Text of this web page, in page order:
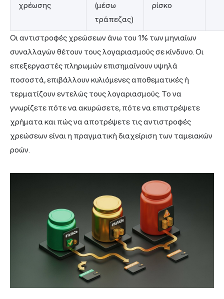
χρέωσης
(μέσω
τράπεζας)
ρίσκο
Οι αντιστροφές χρεώσεων άνω του 1% των μηνιαίων
συναλλαγών θέτουν τους λογαριασμούς σε κίνδυνο. Οι
επεξεργαστές πληρωμών επισημαίνουν υψηλά
ποσοστά, επιβάλλουν κυλιόμενες αποθεματικές ή
τερματίζουν εντελώς τους λογαριασμούς. Το να
γνωρίζετε πότε να ακυρώσετε, πότε να επιστρέψετε
χρήματα και πώς να αποτρέψετε τις αντιστροφές
χρεώσεων είναι η πραγματική διαχείριση των ταμειακών
ροών.